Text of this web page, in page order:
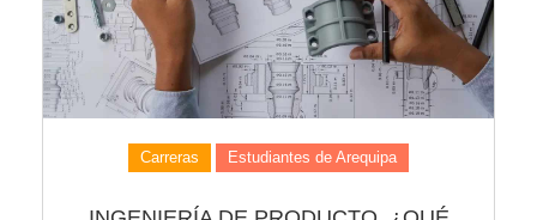
Carreras Estudiantes de Arequipa